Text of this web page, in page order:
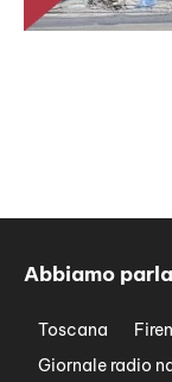
Abbiamo
Toscana
Giornale radio